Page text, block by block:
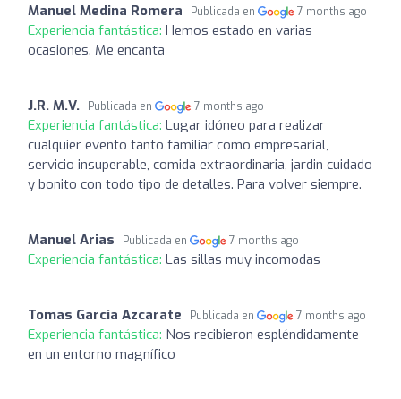
Manuel Medina Romera Publicada en 7 months ago
Experiencia fantástica: Hemos estado en varias
ocasiones. Me encanta
J.R. M.V. Publicada en 7 months ago
Experiencia fantástica: Lugar idóneo para realizar
cualquier evento tanto familiar como empresarial,
servicio insuperable, comida extraordinaria, jardin cuidado
y bonito con todo tipo de detalles. Para volver siempre.
Manuel Arias Publicada en 7 months ago
Experiencia fantástica: Las sillas muy incomodas
Tomas Garcia Azcarate Publicada en 7 months ago
Experiencia fantástica: Nos recibieron espléndidamente
en un entorno magnífico